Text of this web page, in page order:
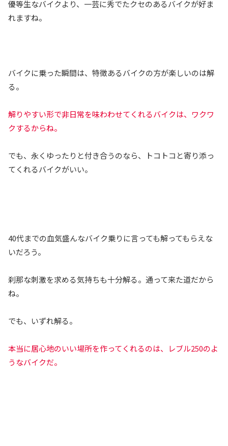
優等生なバイクより、一芸に秀でたクセのあるバイクが好ま
れますね。
バイクに乗った瞬間は、特徴あるバイクの方が楽しいのは解
る。
解りやすい形で非日常を味わわせてくれるバイクは、ワクワ
クするからね。
でも、永くゆったりと付き合うのなら、トコトコと寄り添っ
てくれるバイクがいい。
40代までの血気盛んなバイク乗りに言っても解ってもらえな
いだろう。
刹那な刺激を求める気持ちも十分解る。通って来た道だから
ね。
でも、いずれ解る。
本当に居心地のいい場所を作ってくれるのは、レブル250のよ
うなバイクだ。